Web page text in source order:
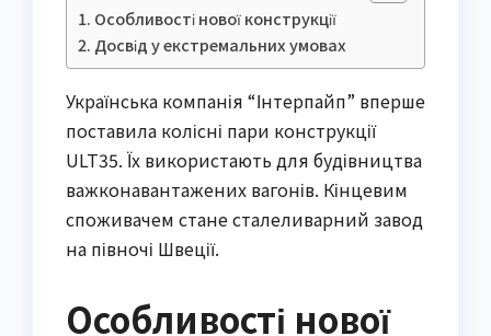
Особливості нової конструкції
Досвід у екстремальних умовах
Українська компанія “Інтерпайп” вперше
поставила колісні пари конструкції
ULT35. Їх використають для будівництва
важконавантажених вагонів. Кінцевим
споживачем стане сталеливарний завод
на півночі Швеції.
Особливості нової